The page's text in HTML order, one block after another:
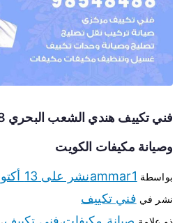
وصيانة مكيفات الكويت
بواسطة ammar1نشر على 13 أكتوبر، 2020
نشر في فني تكييف